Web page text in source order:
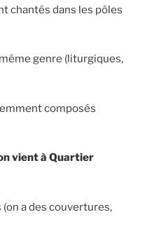
chantés dans les pôles
genre (liturgiques,
composés
vient à Quartier
a des couvertures,